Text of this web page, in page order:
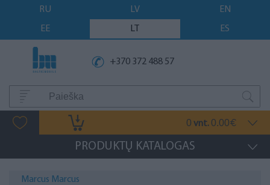
RU LV
EN
EE
LT ES
+370 372 488 57
0 vnt. 0.00€
PRODUKTŲ KATALOGAS
Marcus Marcus